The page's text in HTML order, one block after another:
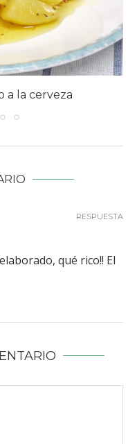
a la cerveza
qué rico!! El
RESPUESTA